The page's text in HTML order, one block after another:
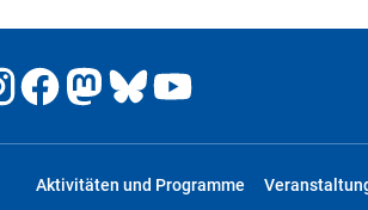
Aktivitäten und Programme